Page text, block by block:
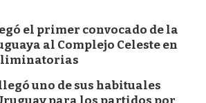
el primer convocado de la
al Complejo Celeste en
uno de sus habituales